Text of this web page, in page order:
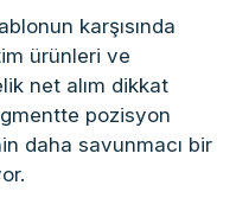
karşısında
ürünleri ve
net alım dikkat
pozisyon
daha savunmacı bir